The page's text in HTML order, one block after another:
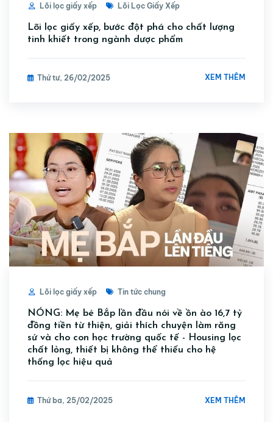
Lõi lọc giấy xếp Lõi Lọc Giấy Xếp
Lõi lọc giấy xếp, bước đột phá cho chất lượng
tinh khiết trong ngành dược phẩm
Thứ tư, 26/02/2025 XEM THÊM
Lõi lọc giấy xếp Tin tức chung
NÓNG: Mẹ bé Bắp lần đầu nói về ồn ào 16,7 tỷ
đồng tiền từ thiện, giải thích chuyện làm răng
sứ và cho con học trường quốc tế - Housing lọc
chất lỏng, thiết bị không thể thiếu cho hệ
thống lọc hiệu quả
Thứ ba, 25/02/2025 XEM THÊM